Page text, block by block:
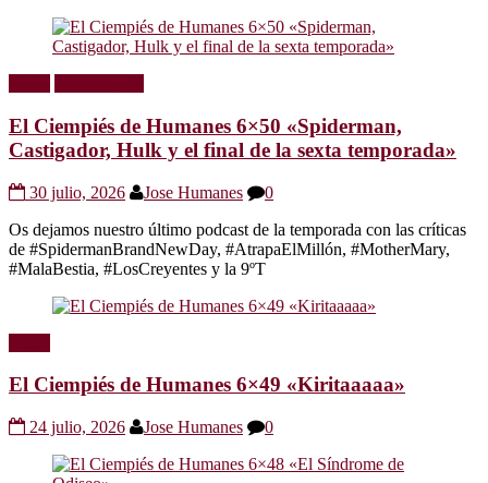
El Ciempiés de Humanes 6×50 «Spiderman,
Castigador, Hulk y el final de la sexta temporada»
30 julio, 2026 Jose Humanes
0
Os dejamos nuestro último podcast de la temporada con las críticas
de #SpidermanBrandNewDay, #AtrapaElMillón, #MotherMary,
#MalaBestia, #LosCreyentes y la 9ºT
El Ciempiés de Humanes 6×49 «Kiritaaaaa»
24 julio, 2026 Jose Humanes 0